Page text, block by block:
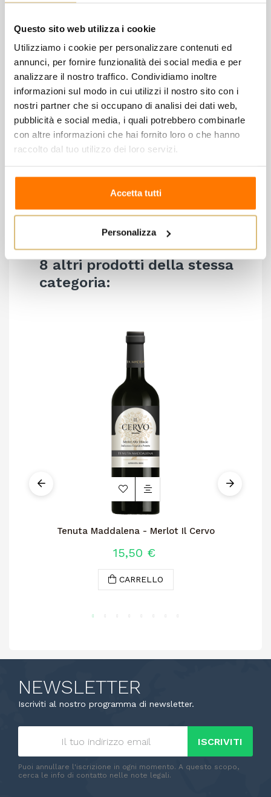
Questo sito web utilizza i cookie
Utilizziamo i cookie per personalizzare contenuti ed
annunci, per fornire funzionalità dei social media e per
analizzare il nostro traffico. Condividiamo inoltre
informazioni sul modo in cui utilizzi il nostro sito con i
nostri partner che si occupano di analisi dei dati web,
pubblicità e social media, i quali potrebbero combinarle
con altre informazioni che hai fornito loro o che hanno
raccolto dal tuo utilizzo dei loro servizi.
Accetta tutti
Personalizza
granata.
Al naso appaiono note speziate e balsamiche (come
l’eucalipto), spiccati sentori di frutti rossi (come la
polpa di susina matura), liquirizia e polvere di caffè.
Mentre al palato la buona alcolicità lascia spazio a
un senso aggraziato di spezie e gentili tannini.
Abbinamento: piatti corroboranti di carne rossa
come gli stufati su polenta, piatti tipici e formaggi
Temperatura di servizio: 16 – 18 °C Gradazione
alcolica: 14%
8 altri prodotti della stessa
categoria:
Tenuta Maddalena - Merlot Il Cervo
15,50 €
CARRELLO
NEWSLETTER
Iscriviti al nostro programma di newsletter.
ISCRIVITI
Puoi annullare l'iscrizione in ogni momento. A questo scopo,
cerca le info di contatto nelle note legali.